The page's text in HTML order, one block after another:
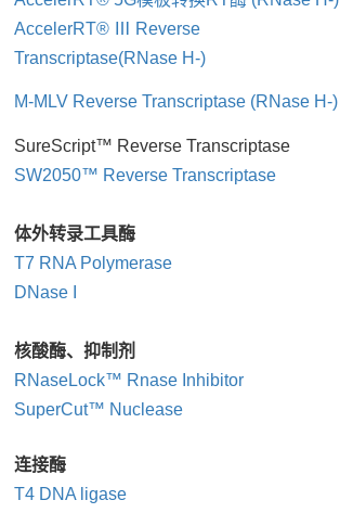
AccelerRT® Ⅲ Reverse
Transcriptase(RNase H-)
M-MLV Reverse Transcriptase (RNase H-)
SureScript™ Reverse Transcriptase
SW2050™ Reverse Transcriptase
体外转录工具酶
T7 RNA Polymerase
DNase I
核酸酶、抑制剂
RNaseLock™ Rnase Inhibitor
SuperCut™ Nuclease
连接酶
T4 DNA ligase